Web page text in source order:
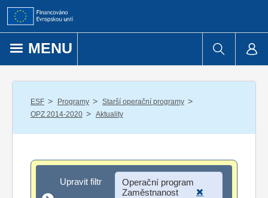
Přejít k obsahu
MENU
ESF / Programy / Starší operační programy /
OPZ 2014-2020 / Aktuality
Upravit filtr
Upravit filtr
Operační program
Zaměstnanost